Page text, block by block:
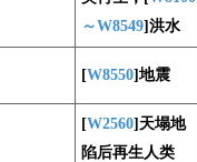
～W8549]洪水
[W8550]地震
[W2560]天塌地
陷后再生人类